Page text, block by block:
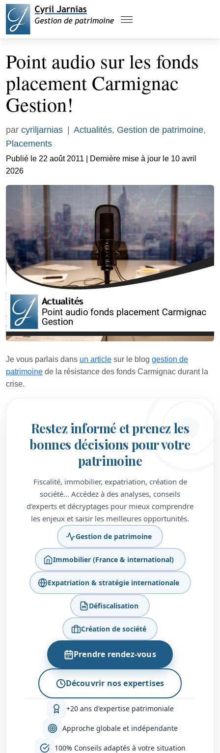
Point audio sur les fonds
placement Carmignac
Gestion!
par cyriljarnias Actualités, Gestion de patrimoine,
Placements
Publié le 22 août 2011 | Dernière mise à jour le 10 avril
2026
Je vous parlais dans un article sur le blog gestion de
patrimoine de la résistance des fonds Carmignac durant la
crise.
Restez informé et prenez les
bonnes décisions pour votre
patrimoine
Fiscalité, immobilier, expatriation, création de
société… Accédez à des analyses, conseils
d'experts et décryptages pour mieux comprendre
les enjeux et saisir les meilleures opportunités.
Gestion de patrimoine
Immobilier (France & international)
Expatriation & stratégie internationale
Défiscalisation
Création de société
Prendre rendez-vous
Découvrir nos expertises
+20 ans d'expertise patrimoniale
Approche globale et indépendante
100% Conseils adaptés à votre situation